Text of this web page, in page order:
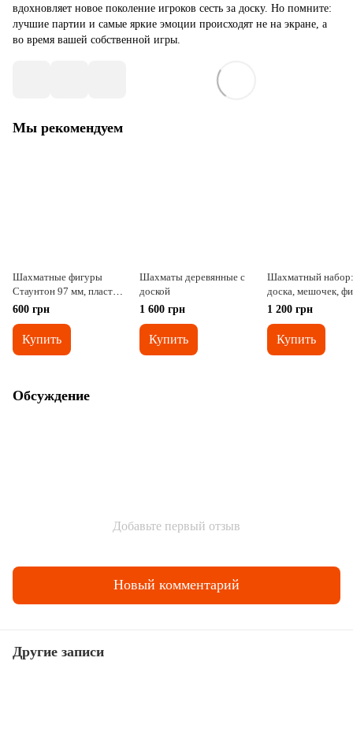
вдохновляет новое поколение игроков сесть за доску. Но помните:
лучшие партии и самые яркие эмоции происходят не на экране, а
во время вашей собственной игры.
Мы рекомендуем
Шахматные фигуры
Стаунтон 97 мм, пластик
легкие
600 грн
Купить
Шахматы деревянные с
доской
1 600 грн
Купить
Шахматный набор:
доска, мешочек,
без утяжелителя
1 200 грн
Купить
Обсуждение
Добавьте первый отзыв
Новый комментарий
Другие записи